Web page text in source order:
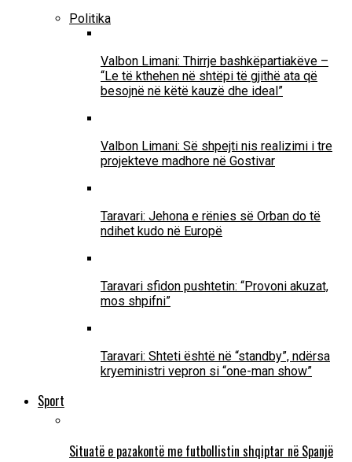
Politika
Valbon Limani: Thirrje bashkëpartiakëve –
“Le të kthehen në shtëpi të gjithë ata që
besojnë në këtë kauzë dhe ideal”
Valbon Limani: Së shpejti nis realizimi i tre
projekteve madhore në Gostivar
Taravari: Jehona e rënies së Orban do të
ndihet kudo në Europë
Taravari sfidon pushtetin: “Provoni akuzat,
mos shpifni”
Taravari: Shteti është në “standby”, ndërsa
kryeministri vepron si “one-man show”
Sport
Situatë e pazakontë me futbollistin shqiptar në Spanjë